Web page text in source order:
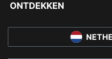
ONTDEKKEN